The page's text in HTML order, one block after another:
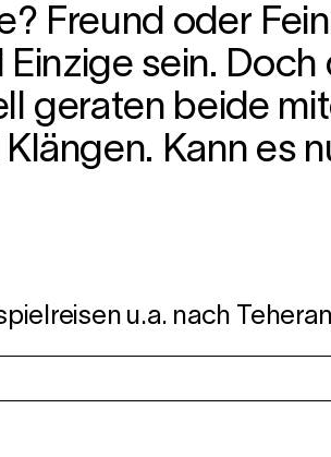
Freund oder
sein.
geraten beide
Kann es
u.a. nach